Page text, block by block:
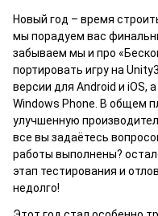
Новый год – время
мы порадуем вас
забываем мы и про
портировать игру на
версии для Android и iOS,
Windows Phone. В общем
улучшенную
все вы задаётесь
работы выполнены?
этап тестирования и
недолго!